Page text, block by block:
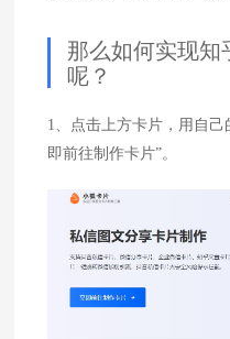
那么如何实现知
呢？
1、点击上方卡片，用自
即前往制作卡片”。